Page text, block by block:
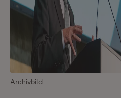
Archivbild